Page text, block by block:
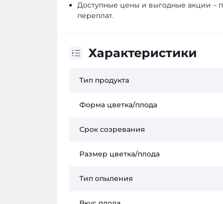
Доступные цены и выгодные акции –
переплат.
Характеристики
Тип продукта
Форма цветка/плода
Срок созревания
Размер цветка/плода
Тип опыления